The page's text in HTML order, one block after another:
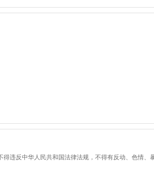
得违反中华人民共和国法律法规，不得有反动、色情、